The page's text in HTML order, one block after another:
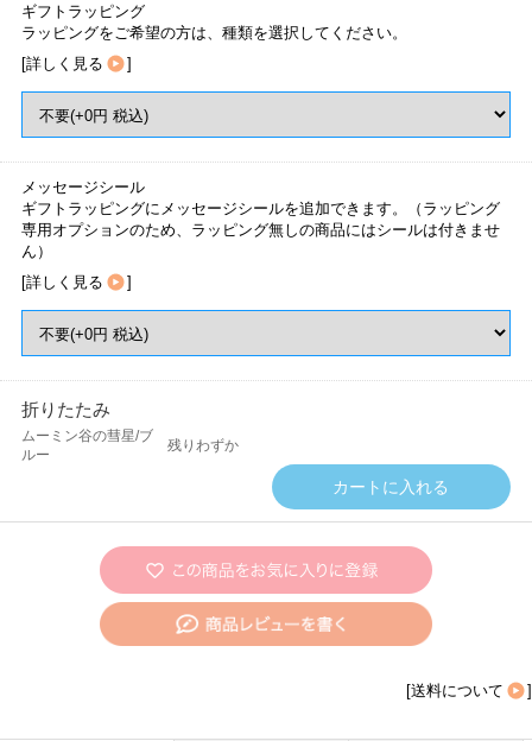
ギフトラッピング
ラッピングをご希望の方は、種類を選択してください。
[詳しく見る ]
メッセージシール
ギフトラッピングにメッセージシールを追加できます。（ラッピング
専用オプションのため、ラッピング無しの商品にはシールは付きませ
ん）
[詳しく見る ]
折りたたみ
ムーミン谷の彗星/ブ
ルー
残りわずか
[送料について ]